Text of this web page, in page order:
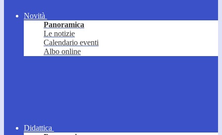
Novità
Panoramica
Le notizie
Calendario eventi
Albo online
Didattica